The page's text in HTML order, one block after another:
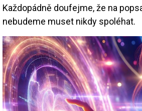
Každopádně doufejme, že na
nebudeme muset nikdy spoléhat.
Image